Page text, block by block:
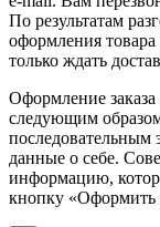
По результатам
оформления
только ждать
Оформление
следующим
последовательным
данные о себе.
информацию,
кнопку «Оформить